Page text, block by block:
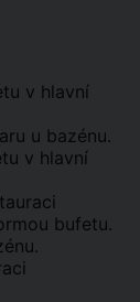
v hlavní
u bazénu.
v hlavní
bufetu.